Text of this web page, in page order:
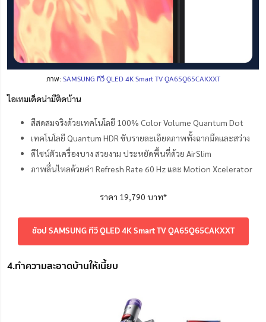
ภาพ:SAMSUNG ทีวี QLED 4K Smart TV QA65Q65CAKXXT
ไอเทมเด็ดน่ามีติดบ้าน
สีสดสมจริงด้วยเทคโนโลยี 100% Color Volume Quantum Dot
เทคโนโลยี Quantum HDR ขับรายละเอียดภาพทั้งฉากมืดและสว่าง
ดีไซน์ตัวเครื่องบาง สวยงาม ประหยัดพื้นที่ด้วย AirSlim
ภาพลื่นไหลด้วยค่า Refresh Rate 60 Hz และ Motion Xcelerator
ราคา 19,790 บาท*
ช้อป SAMSUNG ทีวี QLED 4K Smart TV QA65Q65CAKXXT
4.ทำความสะอาดบ้านให้เนี้ยบ